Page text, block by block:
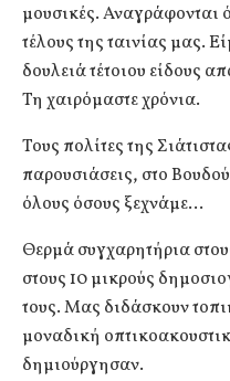
μουσικές. Αναγράφονται
τέλους της ταινίας μας.
δουλειά τέτοιου είδους
Τη χαιρόμαστε χρόνια.
Τους πολίτες της
παρουσιάσεις, στο
όλους όσους ξεχνάμε…
Θερμά συγχαρητήρια
στους 10 μικρούς
τους. Μας διδάσκουν
μοναδική
δημιούργησαν.